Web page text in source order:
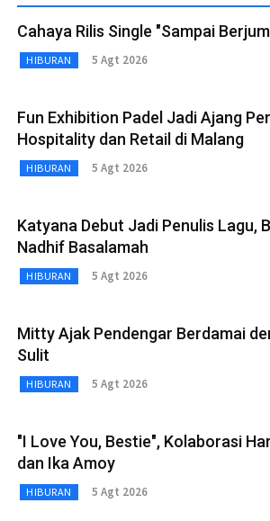
Cahaya Rilis Single "Sampai
HIBURAN 5 Agt 2026
Fun Exhibition Padel Jadi Ajang
Hospitality dan Retail di Malang
HIBURAN 5 Agt 2026
Katyana Debut Jadi Penulis Lagu,
Nadhif Basalamah
HIBURAN 5 Agt 2026
Mitty Ajak Pendengar Berdamai
Sulit
HIBURAN 5 Agt 2026
"I Love You, Bestie", Kolaborasi
dan Ika Amoy
HIBURAN 5 Agt 2026